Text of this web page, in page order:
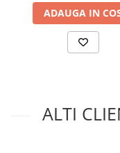
ADAUGA IN
ALTI